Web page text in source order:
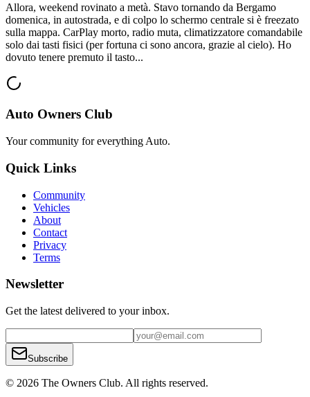
Allora, weekend rovinato a metà. Stavo tornando da Bergamo
domenica, in autostrada, e di colpo lo schermo centrale si è freezato
sulla mappa. CarPlay morto, radio muta, climatizzatore comandabile
solo dai tasti fisici (per fortuna ci sono ancora, grazie al cielo). Ho
dovuto tenere premuto il tasto...
Auto Owners Club
Your community for everything Auto.
Quick Links
Community
Vehicles
About
Contact
Privacy
Terms
Newsletter
Get the latest delivered to your inbox.
Subscribe
© 2026 The Owners Club. All rights reserved.